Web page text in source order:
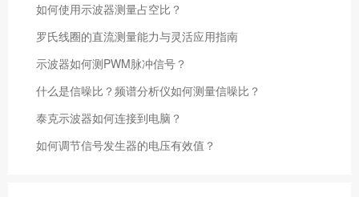
如何使用示波器测量占空比？
罗氏线圈的直流测量能力与灵活应用指南
示波器如何测PWM脉冲信号？
什么是信噪比？频谱分析仪如何测量信噪比？
泰克示波器如何连接到电脑？
如何调节信号发生器的电压有效值？